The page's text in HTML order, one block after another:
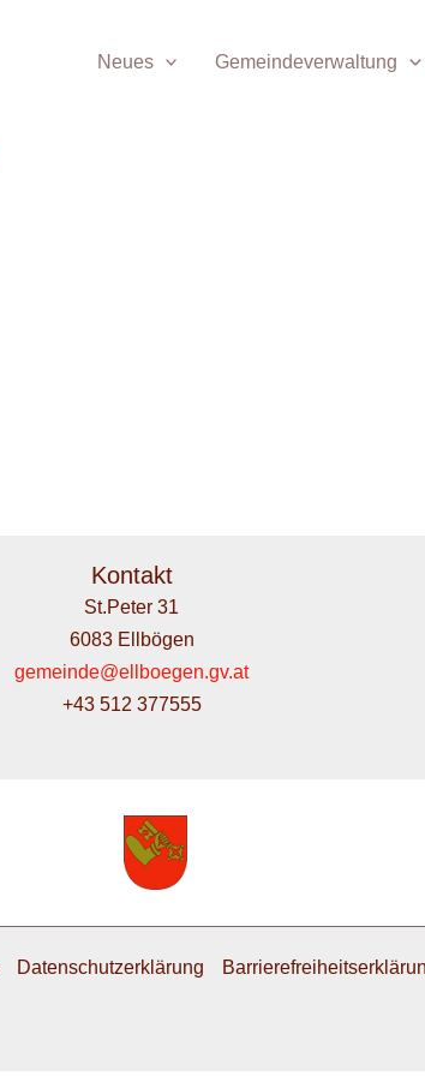
Neues Gemeindeverwaltung
Kontakt
St.Peter 31
6083 Ellbögen
gemeinde@ellboegen.gv.at
+43 512 377555
Datenschutzerklärung